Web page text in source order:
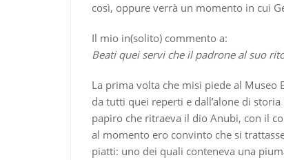
così, oppure verrà un momento in cui
Il mio in(solito) commento a:
Beati quei servi che il padrone al suo
La prima volta che misi piede al Museo
da tutti quei reperti e dall’alone di
papiro che ritraeva il dio Anubi, con il
al momento ero convinto che si
piatti: uno dei quali conteneva una